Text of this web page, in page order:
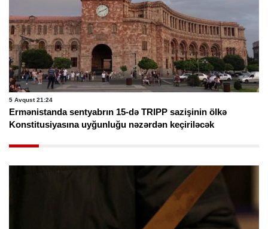
5 Avqust 21:24
Ermənistanda sentyabrın 15-də TRIPP sazişinin ölkə
Konstitusiyasına uyğunluğu nəzərdən keçiriləcək